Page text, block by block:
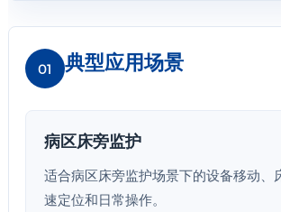
01 典型应用场景
病区床旁监护
适合病区床旁监护场景下的设备移动、
速定位和日常操作。